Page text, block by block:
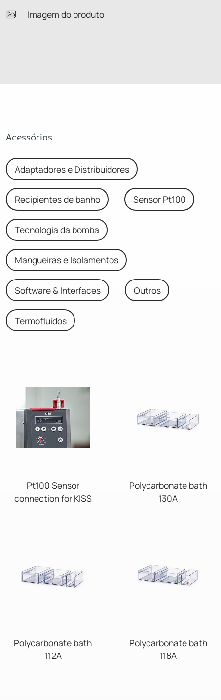
Imagem do produto
Acessórios
Adaptadores e Distribuidores
Recipientes de banho Sensor Pt100
Tecnologia da bomba
Mangueiras e Isolamentos
Software & Interfaces Outros
Termofluidos
Pt100 Sensor
connection for KISS
Polycarbonate bath
130A
Polycarbonate bath
112A
Polycarbonate bath
118A